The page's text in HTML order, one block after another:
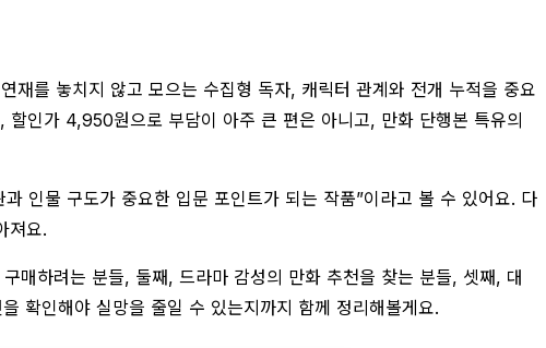
재를 놓치지 않고 모으는 수집형 독자, 캐릭터 관계와 전개 누적을 중요
인가 4,950원으로 부담이 아주 큰 편은 아니고, 만화 단행본 특유의
인물 구도가 중요한 입문 포인트가 되는 작품”이라고 볼 수 있어요. 다
져요.
매하려는 분들, 둘째, 드라마 감성의 만화 추천을 찾는 분들, 셋째, 대
확인해야 실망을 줄일 수 있는지까지 함께 정리해볼게요.